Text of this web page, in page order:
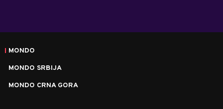
MONDO
MONDO SRBIJA
MONDO CRNA GORA